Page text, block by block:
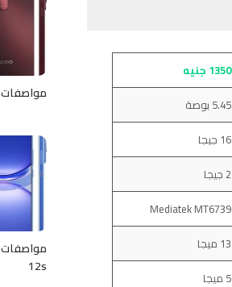
1350 جنيه
5.45 بوصة
16 جيجا
2 جيجا
Mediatek MT6739
13 ميجا
5 ميجا
مواصفات Oppo F25 Pro
12s